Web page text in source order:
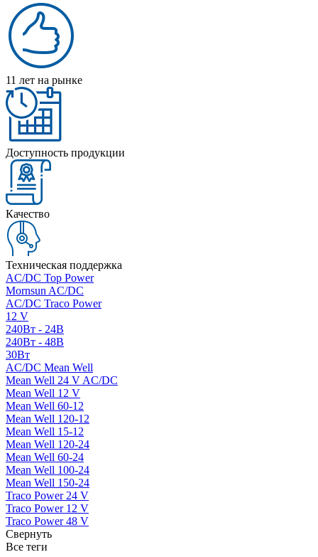
11 лет на рынке
Доступность продукции
Качество
Техническая поддержка
AC/DC Top Power
Mornsun AC/DC
AC/DC Traco Power
12 V
240Вт - 24В
240Вт - 48В
30Вт
AC/DC Mean Well
Mean Well 24 V AC/DC
Mean Well 12 V
Mean Well 60-12
Mean Well 120-12
Mean Well 15-12
Mean Well 120-24
Mean Well 60-24
Mean Well 100-24
Mean Well 150-24
Traco Power 24 V
Traco Power 12 V
Traco Power 48 V
Свернуть
Все теги